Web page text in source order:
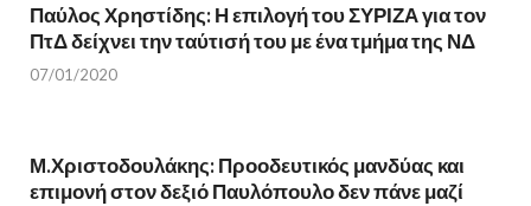
Παύλος Χρηστίδης: Η επιλογή του ΣΥΡΙΖΑ για τον
ΠτΔ δείχνει την ταύτισή του με ένα τμήμα της ΝΔ
07/01/2020
Μ.Χριστοδουλάκης: Προοδευτικός μανδύας και
επιμονή στον δεξιό Παυλόπουλο δεν πάνε μαζί